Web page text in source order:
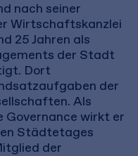
nach seiner
Wirtschaftskanzlei
25 Jahren als
der Stadt
Dort
der
Als
Governance wirkt er
Städtetages
der